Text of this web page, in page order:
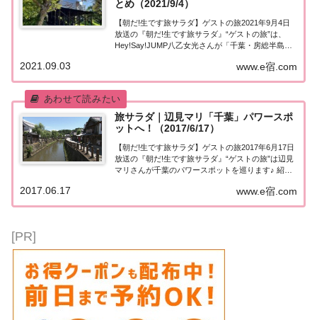
とめ（2021/9/4）
【朝だ!生です旅サラダ】ゲストの旅2021年9月4日
放送の『朝だ!生です旅サラダ』“ゲストの旅”は、
Hey!Say!JUMP八乙女光さんが「千葉・房総半島」
女光「千葉・房総半島」を巡る！今日の“ゲストの
旅”はアウトドアが大好...
www.e宿.com
2021.09.03
旅サラダ｜辺見マリ「千葉」パワースポ
ットへ！（2017/6/17）
【朝だ!生です旅サラダ】ゲストの旅2017年6月17日
放送の『朝だ!生です旅サラダ』“ゲストの旅”は辺見
マリさんが千葉のパワースポットを巡ります♪ 紹介
今日の“ゲストの旅”は辺見マリさん。千葉のパワー
スポットを巡ります。東国三社の一つ...
www.e宿.com
2017.06.17
[PR]